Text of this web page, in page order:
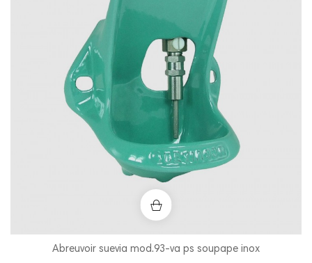
Abreuvoir suevia mod.93-va ps soupape inox